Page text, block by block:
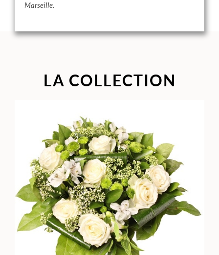
Marseille.
LA COLLECTION